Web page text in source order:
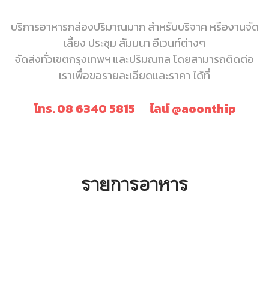
บริการอาหารกล่องปริมาณมาก สำหรับบริจาค หรืองานจัด
เลี้ยง ประชุม สัมมนา อีเวนท์ต่างๆ
จัดส่งทั่วเขตกรุงเทพฯ และปริมณฑล โดยสามารถติดต่อ
เราเพื่อขอรายละเอียดและราคา ได้ที่
โทร. 08 6340 5815 ไลน์ @aoonthip
รายการอาหาร